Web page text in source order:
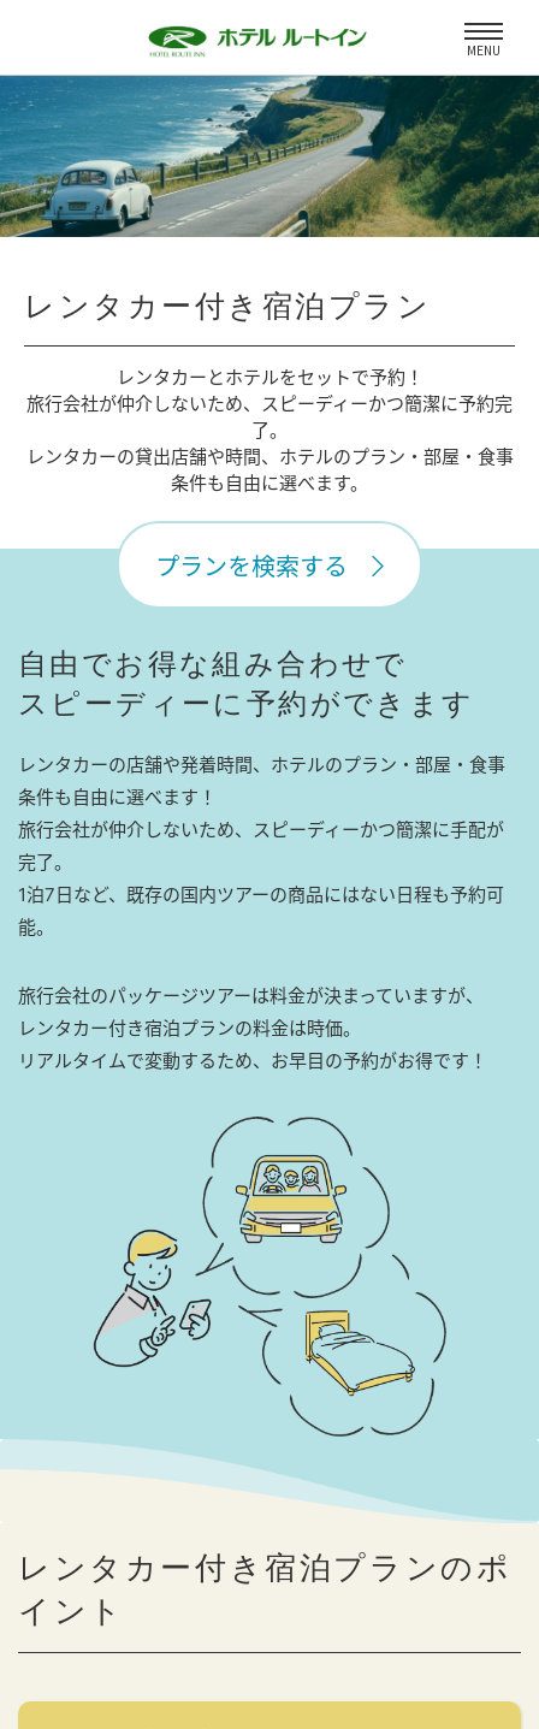
MENU
レンタカー付き宿泊プラン
レンタカーとホテルをセットで予約！
旅行会社が仲介しないため、
スピーディーかつ簡潔に予約完
了。
レンタカーの貸出店舗や時間、 ホテルのプラン・部屋・食事
条件も自由に選べます。
プランを検索する
自由でお得な組み合わせで
スピーディーに予約ができます
レンタカーの店舗や発着時間、ホテルのプラン・部屋・食事
条件も自由に選べます！
旅行会社が仲介しないため、スピーディーかつ簡潔に手配が
完了。
1泊7日など、既存の国内ツアーの商品にはない日程も予約可
能。
旅行会社のパッケージツアーは料金が決まっていますが、
レンタカー付き宿泊プランの料金は時価。
リアルタイムで変動するため、お早目の予約がお得です！
レンタカー付き宿泊プランのポ
イント